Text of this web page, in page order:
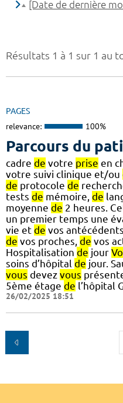
Résultats 1 à 1 sur 1 au
PAGES
relevance: 100%
Parcours du
cadre de votre prise en
votre suivi clinique et/ou
de protocole de
tests de mémoire, de
moyenne de 2 heures.
un premier temps une
vie et de vos antécédents,
de vos proches, de vos
Hospitalisation de jour
soins d’hôpital de jour.
vous devez vous
5ème étage de l’hôpital
26/02/2025 18:51
[Date de dernière